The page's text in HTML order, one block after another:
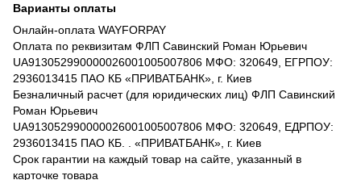
Варианты оплаты
Онлайн-оплата WAYFORPAY
Оплата по реквизитам ФЛП Савинский Роман Юрьевич
UA913052990000026001005007806 МФО: 320649, ЕГРПОУ:
2936013415 ПАО КБ «ПРИВАТБАНК», г. Киев
Безналичный расчет (для юридических лиц) ФЛП Савинский
Роман Юрьевич
UA913052990000026001005007806 МФО: 320649, ЕДРПОУ:
2936013415 ПАО КБ. . «ПРИВАТБАНК», г. Киев
Срок гарантии на каждый товар на сайте, указанный в
карточке товара